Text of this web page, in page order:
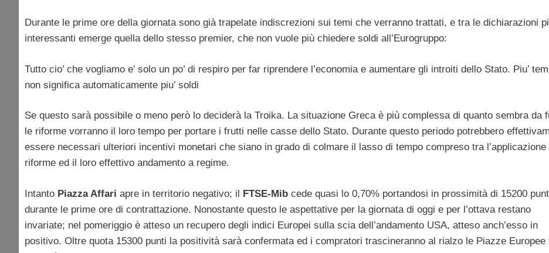
Durante le prime ore della giornata sono già trapelate indiscrezioni sui temi che verranno trattati, e tra le dichiarazioni
interessanti emerge quella dello stesso premier, che non vuole più chiedere soldi all’Eurogruppo:
Tutto cio’ che vogliamo e’ solo un po’ di respiro per far riprendere l’economia e aumentare gli introiti dello Stato. Piu’
non significa automaticamente piu’ soldi
Se questo sarà possibile o meno però lo deciderà la Troika. La situazione Greca è più complessa di quanto sembra da
le riforme vorranno il loro tempo per portare i frutti nelle casse dello Stato. Durante questo periodo potrebbero
essere necessari ulteriori incentivi monetari che siano in grado di colmare il lasso di tempo compreso tra l’applicazione
riforme ed il loro effettivo andamento a regime.
Intanto Piazza Affari apre in territorio negativo; il FTSE-Mib cede quasi lo 0,70% portandosi in prossimità di 15200
durante le prime ore di contrattazione. Nonostante questo le aspettative per la giornata di oggi e per l’ottava restano
invariate; nel pomeriggio è atteso un recupero degli indici Europei sulla scia dell’andamento USA, atteso anch’esso in
positivo. Oltre quota 15300 punti la positività sarà confermata ed i compratori trascineranno al rialzo le Piazze Europee